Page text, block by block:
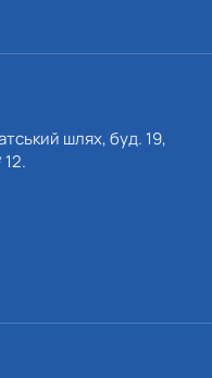
шлях, буд. 19,